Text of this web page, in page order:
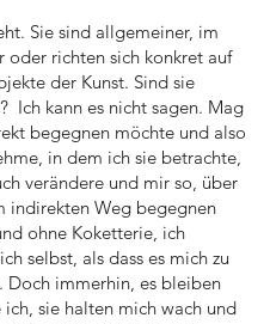
Sie sind allgemeiner, im
richten sich konkret auf
der Kunst. Sind sie
Ich kann es nicht sagen. Mag
begegnen möchte und also
in dem ich sie betrachte,
verändere und mir so, über
indirekten Weg begegnen
ohne Koketterie, ich
selbst, als dass es mich zu
Doch immerhin, es bleiben
sie halten mich wach und